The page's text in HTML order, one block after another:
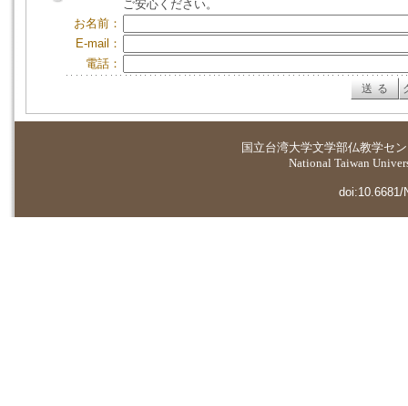
ご安心ください。
お名前：
E-mail：
電話：
国立台湾大学文学部仏教学セ
National Taiwan
doi:10.6681/